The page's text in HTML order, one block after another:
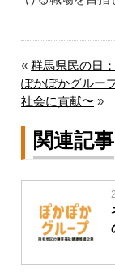
«群馬県民の日
ぽかぽかグルー
社会に貢献〜 »
関連記事